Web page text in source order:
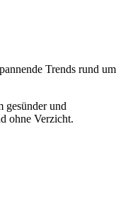
Trends rund um
gesünder und
ohne Verzicht.